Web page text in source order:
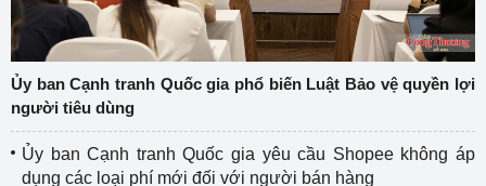
Ủy ban Cạnh tranh Quốc gia phổ biến Luật Bảo vệ quyền lợi
người tiêu dùng
Ủy ban Cạnh tranh Quốc gia yêu cầu Shopee không áp
dụng các loại phí mới đối với người bán hàng